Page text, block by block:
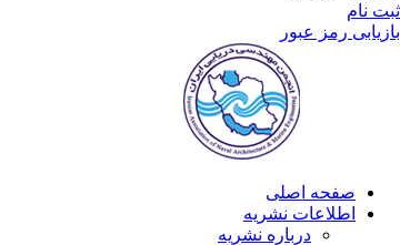
ثبت نام
بازیابی رمز عبور
صفحه اصلی
اطلاعات نشریه
درباره نشریه